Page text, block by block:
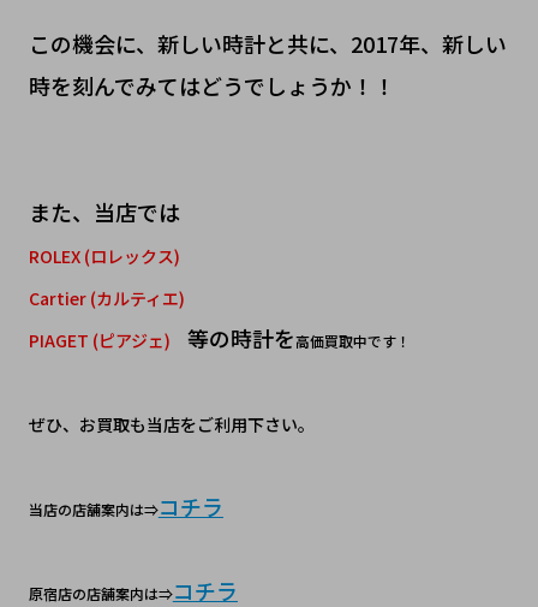
この機会に、新しい時計と共に、2017年、新しい
時を刻んでみてはどうでしょうか！！
また、当店では
ROLEX (ロレックス)
Cartier (カルティエ)
PIAGET (ピアジェ) 等の時計を高価買取中です！
ぜひ、お買取も当店をご利用下さい。
当店の店舗案内は⇒コチラ
原宿店の店舗案内は⇒コチラ